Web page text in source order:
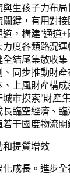
與生孩子力布
鍵，有用對
，構建“通道+
度各類路況
結尾集散收
同步推動財
上風財產構
市摸索“財產
臨空經濟、
干國度物流關
提質增效
化成長。進步